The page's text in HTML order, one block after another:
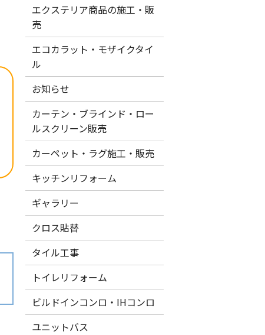
エクステリア商品の施工・販
売
エコカラット・モザイクタイ
ル
お知らせ
カーテン・ブラインド・ロー
ルスクリーン販売
カーペット・ラグ施工・販売
キッチンリフォーム
ギャラリー
クロス貼替
タイル工事
トイレリフォーム
ビルドインコンロ・IHコンロ
ユニットバス